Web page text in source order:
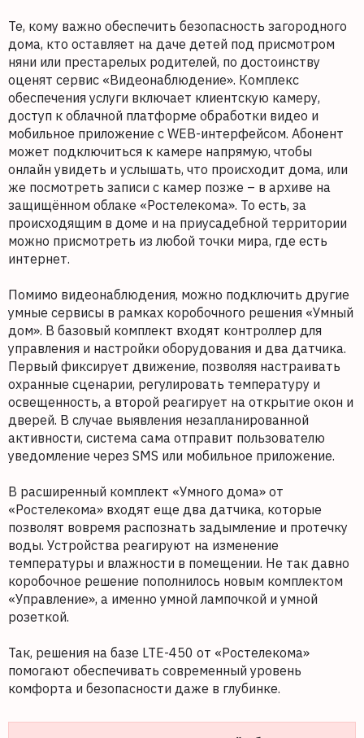
Те, кому важно обеспечить безопасность загородного
дома, кто оставляет на даче детей под присмотром
няни или престарелых родителей, по достоинству
оценят сервис «Видеонаблюдение». Комплекс
обеспечения услуги включает клиентскую камеру,
доступ к облачной платформе обработки видео и
мобильное приложение c WEB-интерфейсом. Абонент
может подключиться к камере напрямую, чтобы
онлайн увидеть и услышать, что происходит дома, или
же посмотреть записи с камер позже – в архиве на
защищённом облаке «Ростелекома». То есть, за
происходящим в доме и на приусадебной территории
можно присмотреть из любой точки мира, где есть
интернет.
Помимо видеонаблюдения, можно подключить другие
умные сервисы в рамках коробочного решения «Умный
дом». В базовый комплект входят контроллер для
управления и настройки оборудования и два датчика.
Первый фиксирует движение, позволяя настраивать
охранные сценарии, регулировать температуру и
освещенность, а второй реагирует на открытие окон и
дверей. В случае выявления незапланированной
активности, система сама отправит пользователю
уведомление через SMS или мобильное приложение.
В расширенный комплект «Умного дома» от
«Ростелекома» входят еще два датчика, которые
позволят вовремя распознать задымление и протечку
воды. Устройства реагируют на изменение
температуры и влажности в помещении. Не так давно
коробочное решение пополнилось новым комплектом
«Управление», а именно умной лампочкой и умной
розеткой.
Так, решения на базе LTE-450 от «Ростелекома»
помогают обеспечивать современный уровень
комфорта и безопасности даже в глубинке.